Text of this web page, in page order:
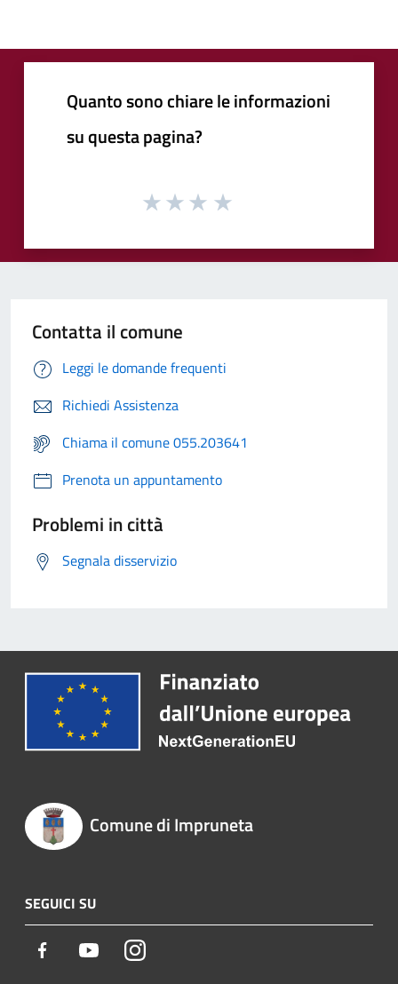
Quanto sono chiare le informazioni
su questa pagina?
Contatta il comune
Leggi le domande frequenti
Richiedi Assistenza
Chiama il comune 055.203641
Prenota un appuntamento
Problemi in città
Segnala disservizio
Comune di Impruneta
SEGUICI SU
Facebook YoutubeInstagram